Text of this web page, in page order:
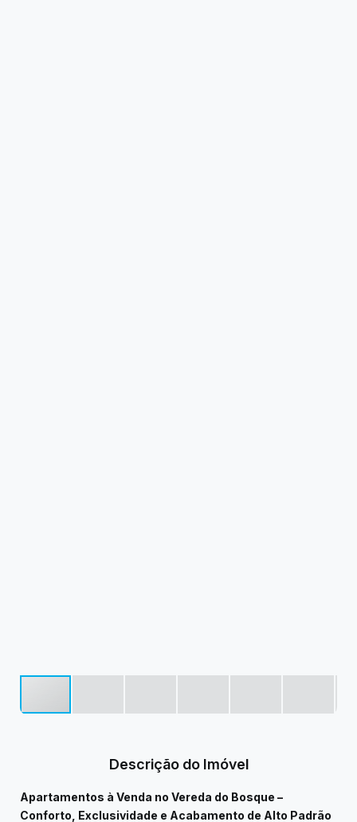
Descrição do Imóvel
Apartamentos à Venda no Vereda do Bosque –
Conforto, Exclusividade e Acabamento de Alto Padrão